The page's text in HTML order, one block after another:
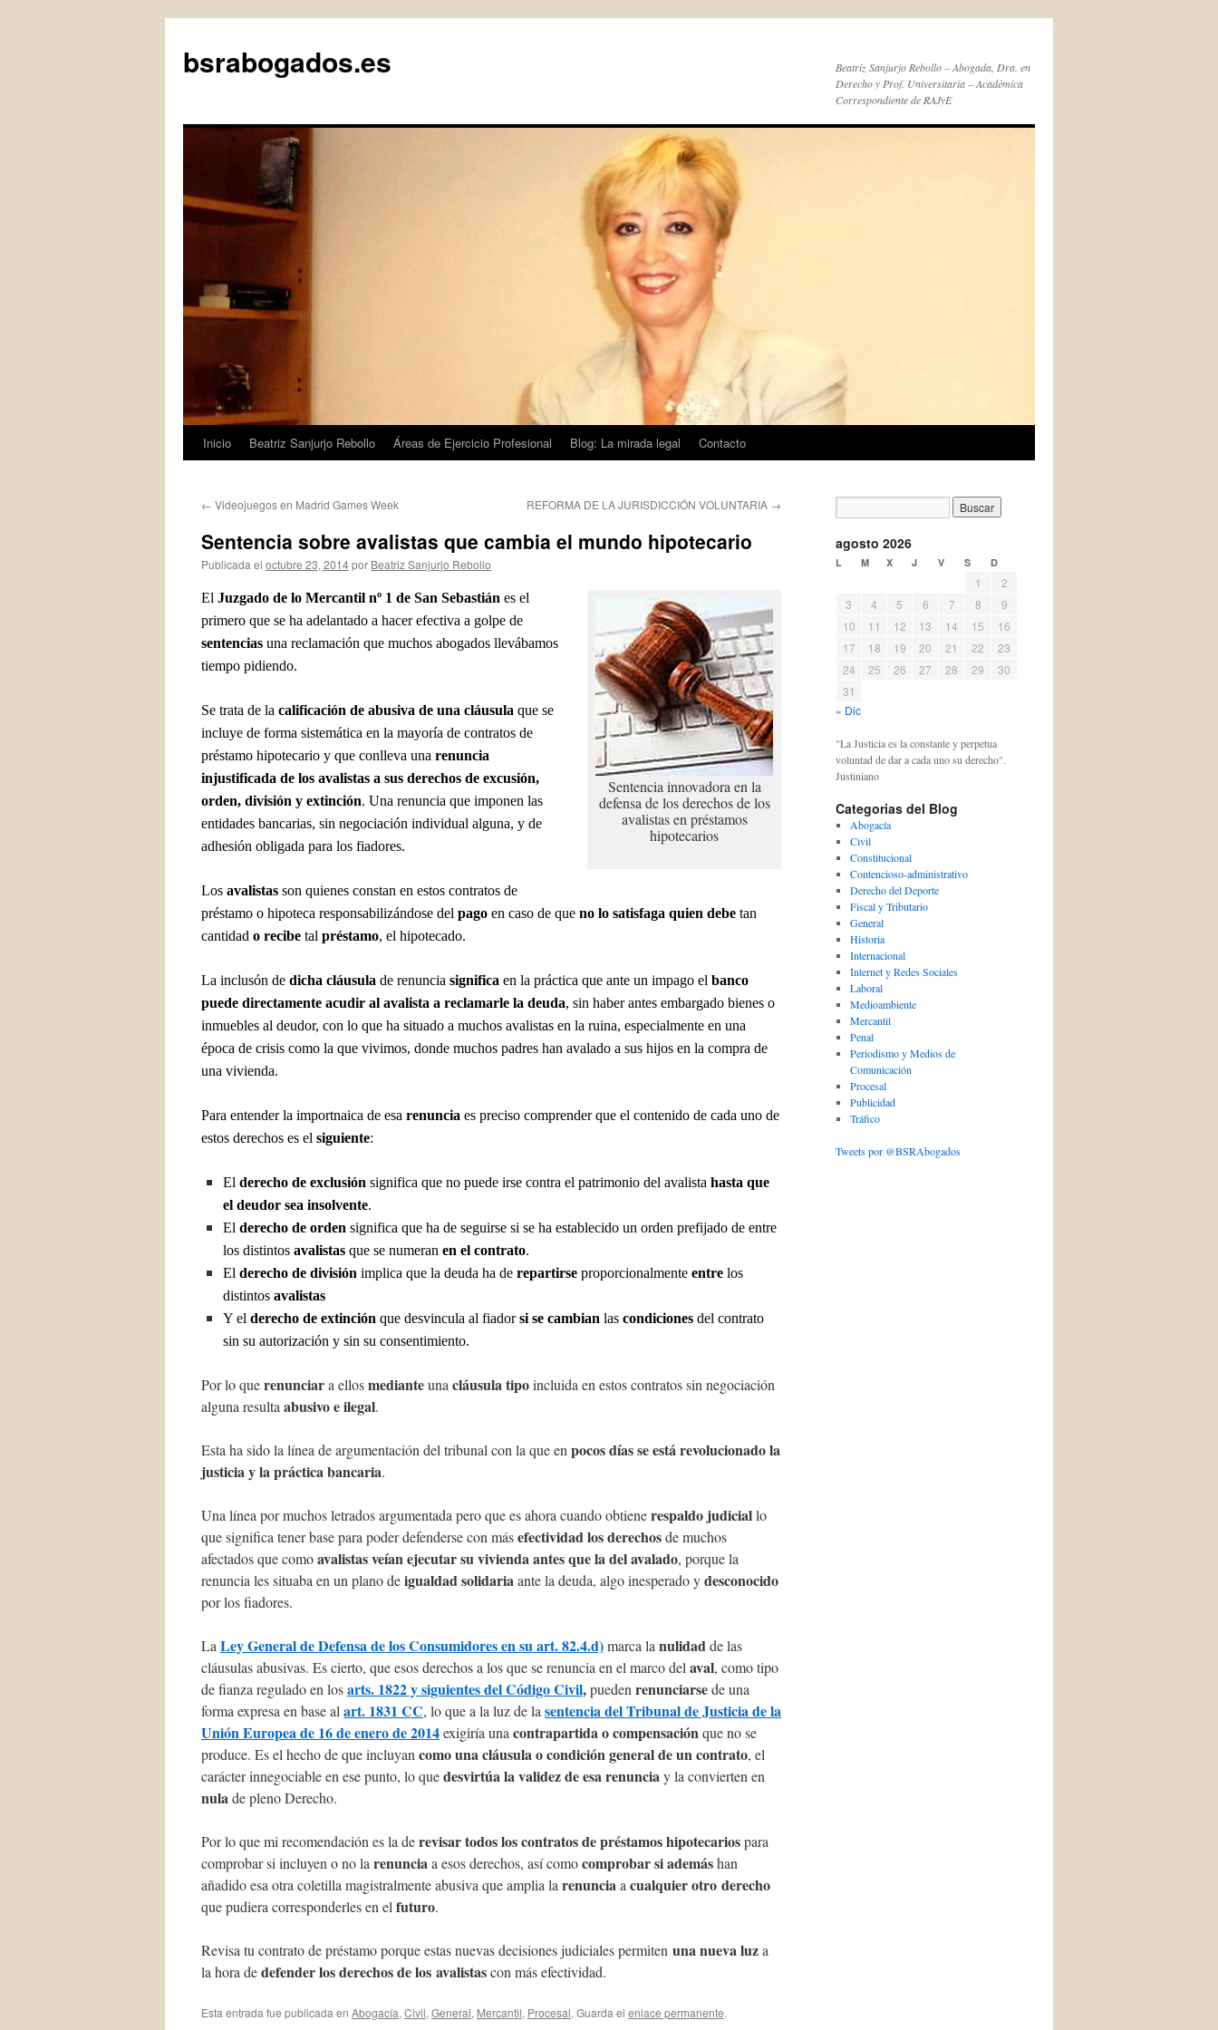
bsrabogados.es
Beatriz Sanjurjo Rebollo – Abogada, Dra. en
Derecho y Prof. Universitaria – Académica
Correspondiente de RAJyE
Saltar
contenido
Inicio Beatriz Sanjurjo Rebollo Áreas de Ejercicio Profesional Blog: La mirada legal Contacto
← Videojuegos en Madrid Games Week REFORMA DE LA JURISDICCIÓN VOLUNTARIA →
Sentencia sobre avalistas que cambia el mundo hipotecario
Publicada el octubre 23, 2014por Beatriz Sanjurjo Rebollo
Sentencia innovadora en la
defensa de los derechos de los
avalistas en préstamos
hipotecarios
El Juzgado de lo Mercantil nº 1 de San Sebastián es el
primero que se ha adelantado a hacer efectiva a golpe de
sentencias una reclamación que muchos abogados llevábamos
tiempo pidiendo.
Se trata de la calificación de abusiva de una cláusula que se
incluye de forma sistemática en la mayoría de contratos de
préstamo hipotecario y que conlleva una renuncia
injustificada de los avalistas a sus derechos de excusión,
orden, división y extinción. Una renuncia que imponen las
entidades bancarias, sin negociación individual alguna, y de
adhesión obligada para los fiadores.
Los avalistas son quienes constan en estos contratos de
préstamo o hipoteca responsabilizándose del pago en caso de que no lo satisfaga quien debe tan
cantidad o recibe tal préstamo, el hipotecado.
La inclusón de dicha cláusula de renuncia significa en la práctica que ante un impago el banco
puede directamente acudir al avalista a reclamarle la deuda, sin haber antes embargado bienes o
inmuebles al deudor, con lo que ha situado a muchos avalistas en la ruina, especialmente en una
época de crisis como la que vivimos, donde muchos padres han avalado a sus hijos en la compra de
una vivienda.
Para entender la importnaica de esa renuncia es preciso comprender que el contenido de cada uno de
estos derechos es el siguiente:
El derecho de exclusión significa que no puede irse contra el patrimonio del avalista hasta que
el deudor sea insolvente.
El derecho de orden significa que ha de seguirse si se ha establecido un orden prefijado de entre
los distintos avalistas que se numeran en el contrato.
El derecho de división implica que la deuda ha de repartirse proporcionalmente entre los
distintos avalistas
Y el derecho de extinción que desvincula al fiadorsi se cambian las condiciones del contrato
sin su autorización y sin su consentimiento.
Por lo querenunciara ellosmedianteuna cláusula tipoincluida en estos contratos sin negociación
alguna resulta abusivo e ilegal.
Esta ha sido la línea de argumentación del tribunal con la que en pocos días se está revolucionado la
justicia y la práctica bancaria.
Una línea por muchos letrados argumentada pero que es ahora cuando obtienerespaldo judiciallo
que significa tener base para poder defenderse con másefectividad los derechosde muchos
afectados que comoavalistas veían ejecutar su vivienda antes que la del avalado, porque la
renuncia les situaba en un plano deigualdad solidariaante la deuda, algo inesperado ydesconocido
por los fiadores.
La Ley General de Defensa de los Consumidores en su art. 82.4.d)marca la nulidadde las
cláusulas abusivas. Es cierto, que esos derechos a los que se renuncia en el marco del aval, como tipo
de fianza regulado en losarts. 1822 y siguientes del Código Civil,pueden renunciarsede una
forma expresa en base al art. 1831 CC, lo que a la luz de la sentencia del Tribunal de Justicia de la
Unión Europea de 16 de enero de 2014exigiría una contrapartida o compensaciónque no se
produce. Es el hecho de que incluyan como una cláusula o condición general de un contrato, el
carácter innegociable en ese punto, lo quedesvirtúa la validez de esa renunciay la convierten en
nulade pleno Derecho.
Por lo que mi recomendación es la derevisar todos los contratos de préstamos hipotecariospara
comprobar si incluyen o no la renunciaa esos derechos, así comocomprobar si ademáshan
añadido esa otra coletilla magistralmente abusiva que amplia la renunciaa cualquier otro derecho
que pudiera corresponderles en el futuro.
Revisa tu contrato de préstamo porque estas nuevas decisiones judiciales permiten una nueva luza
la hora dedefender los derechos de los avalistascon más efectividad.
Esta entrada fue publicada en Abogacía, Civil, General, Mercantil, Procesal. Guarda el enlace permanente.
agosto 2026
L M X J V S D
1
2
3
4 5 6 7 8
9
10
11 12 13 14 15
16
17
18 19 20 21 22
23
24
25 26 27 28 29
30
31
« Dic
"La Justicia es la constante y perpetua
voluntad de dar a cada uno su derecho".
Justiniano
Categorias del Blog
Abogacía
Civil
Constitucional
Contencioso-administrativo
Derecho del Deporte
Fiscal y Tributario
General
Historia
Internacional
Internet y Redes Sociales
Laboral
Medioambiente
Mercantil
Penal
Periodismo y Medios de
Comunicación
Procesal
Publicidad
Tráfico
Tweets por @BSRAbogados